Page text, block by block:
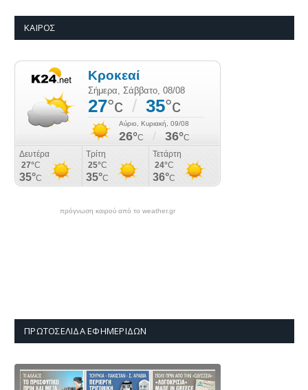
ΚΑΙΡΌΣ
πρόγνωση καιρού από το weather.gr
ΠΡΩΤΟΣΈΛΙΔΑ ΕΦΗΜΕΡΊΔΩΝ